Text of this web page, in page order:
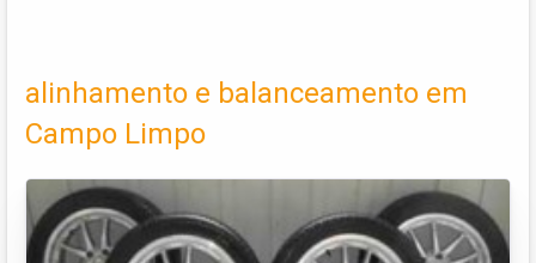
alinhamento e balanceamento em
Campo Limpo